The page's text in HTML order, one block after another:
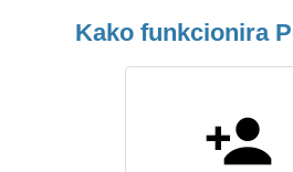
Kako funkcionira